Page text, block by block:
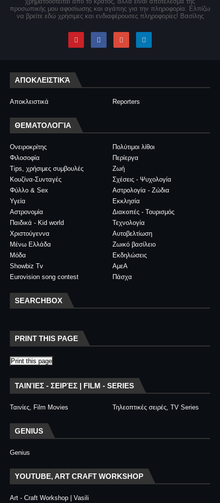
προσωπικής μου αφοσίωσης και αγάπης για την πληροφορία. Ελπίζω
να βρείτε εδώ χρήσιμες και ενδιαφέρουσες πληροφορίες! Βασίλης
ΑΠΟΚΛΕΙΣΤΙΚΆ
Αποκλειστικά Reporters
ΘΕΜΑΤΟΛΟΓΊΑ
Ονειροκρίτης
Πολύτιμοι λίθοι
Φιλοσοφία
Περίεργα
Tips, χρήσιμες συμβουλές
Ζωή
Κουζίνα-Συνταγές
Σχέσεις - Ψυχολογία
Φύλλο & Sex
Αστρολογία - Ζώδια
Υγεία
Εκκλησία
Αστρονομία
Διακοπές - Τουρισμός
Παιδικά - Kid world
Τεχνολογία
Χριστούγεννα
Αυτοβελτίωση
Μένω Ελλάδα
Ζωικό βασίλειο
Μόδα
Εκδηλώσεις
Showbiz Tv
ΑμεΑ
Eurovision song contest
Πάσχα
SEARCHBOX
PRINT THIS PAGE
Print this page
ΤΑΙΝΊΕΣ - ΣΕΙΡΈΣ | FILM - SERIES
Ταινίες, Film Movies Τηλεοπτικές σειρές, TV Series
GENIUS
Genius
YOUTUBE, ART CRAFT WORKSHOP
Art - Craft Workshop | Vasili